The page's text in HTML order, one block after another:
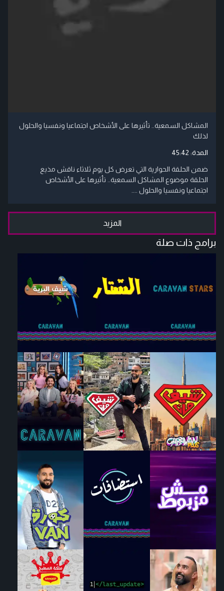
المشاكل السمعية.. تأثيرها على الأشخاص اجتماعيا ونفسيا والحلول
لذلك
المدة: 45:42
ضمن الحلقة الحوارية التي تعرض كل يوم ثلاثاء ناقش مذيع
الحلقة موضوع المشاكل السمعية.. تأثيرها على الأشخاص
اجتماعيا ونفسيا والحلول ....
المزيد
برامج ذات صلة